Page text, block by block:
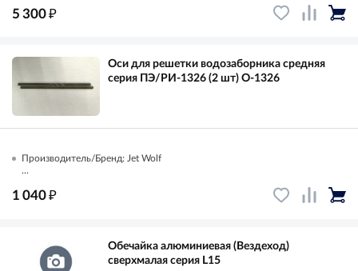
5 300₽
Оси для решетки водозаборника средняя
серия ПЭ/РИ-1326 (2 шт) О-1326
Производитель/Бренд: Jet Wolf
...
1 040₽
Обечайка алюминиевая (Вездеход)
сверхмалая серия L15